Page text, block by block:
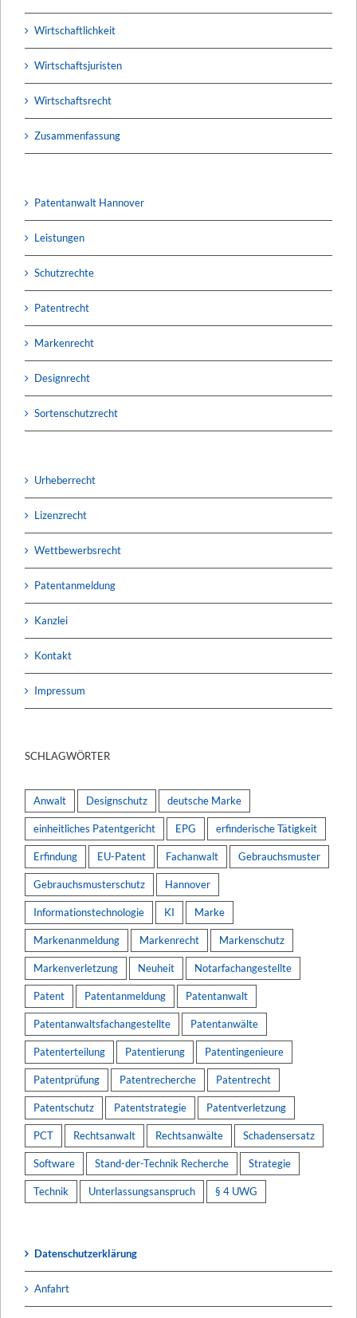
Wirtschaftlichkeit
Wirtschaftsjuristen
Wirtschaftsrecht
Zusammenfassung
Patentanwalt Hannover
Leistungen
Schutzrechte
Patentrecht
Markenrecht
Designrecht
Sortenschutzrecht
Urheberrecht
Lizenzrecht
Wettbewerbsrecht
Patentanmeldung
Kanzlei
Kontakt
Impressum
SCHLAGWÖRTER
Anwalt Designschutz deutsche Marke
einheitliches Patentgericht EPG erfinderische Tätigkeit
Erfindung EU-Patent Fachanwalt Gebrauchsmuster
Gebrauchsmusterschutz Hannover
Informationstechnologie KI Marke
Markenanmeldung Markenrecht Markenschutz
Markenverletzung Neuheit Notarfachangestellte
Patent Patentanmeldung Patentanwalt
Patentanwaltsfachangestellte Patentanwälte
Patenterteilung Patentierung Patentingenieure
Patentprüfung Patentrecherche Patentrecht
Patentschutz Patentstrategie Patentverletzung
PCT Rechtsanwalt Rechtsanwälte Schadensersatz
Software Stand-der-Technik Recherche Strategie
Technik Unterlassungsanspruch § 4 UWG
Datenschutzerklärung
Anfahrt